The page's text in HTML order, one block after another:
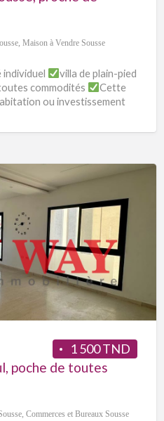
, Maison à Vendre Sousse
villa de plain-pied
commodités
Cette
ou investissement
1 500 TND
poche de toutes
, Commerces et Bureaux Sousse